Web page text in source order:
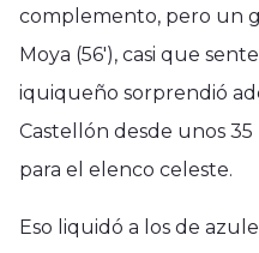
complemento, pero un
Moya (56′), casi que
iquiqueño sorprendió
Castellón desde unos 35
para el elenco celeste.
Eso liquidó a los de